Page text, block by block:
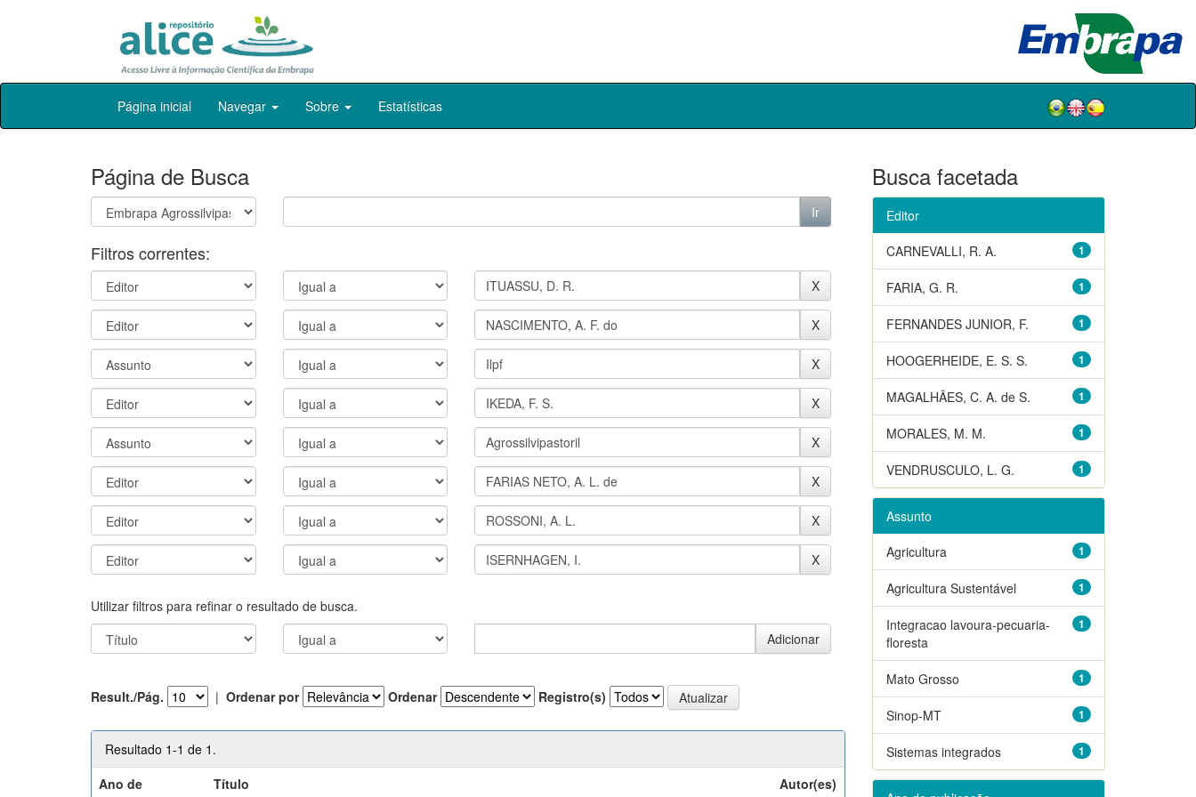
Skip
Página inicial Navegar Sobre Estatísticas
Página de Busca
Filtros correntes:
Utilizar filtros para refinar o resultado de busca.
Result./Pág. | Ordenar por Ordenar Registro(s)
Resultado 1-1 de 1.
Ano de
Título Autor(es)
Busca facetada
Editor
1
CARNEVALLI, R. A.
1
FARIA, G. R.
1
FERNANDES JUNIOR, F.
1
HOOGERHEIDE, E. S. S.
1
MAGALHÃES, C. A. de S.
1
MORALES, M. M.
1
VENDRUSCULO, L. G.
Assunto
1
Agricultura
1
Agricultura Sustentável
1
Integracao lavoura-pecuaria-
floresta
1
Mato Grosso
1
Sinop-MT
1
Sistemas integrados